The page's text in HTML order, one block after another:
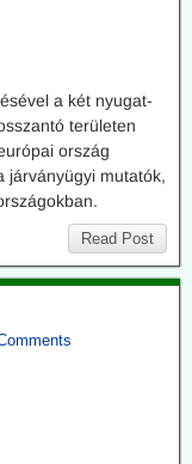
a két nyugat-
területen
ország
járványügyi mutatók,
Read Post